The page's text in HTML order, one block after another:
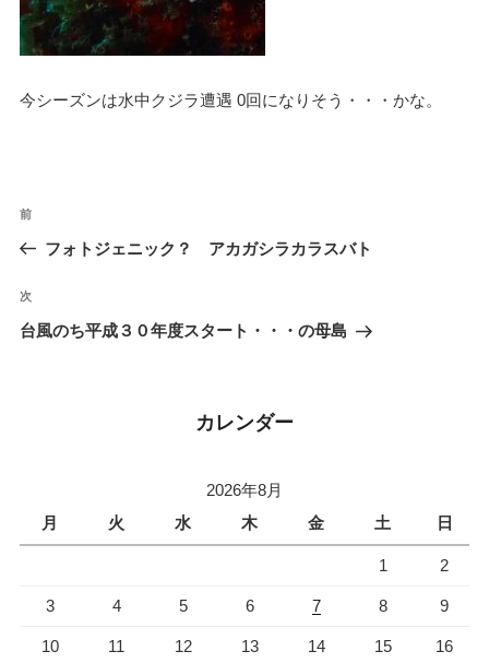
今シーズンは水中クジラ遭遇 0回になりそう・・・かな。
投
ビ
ゲ
過
去
投
稿
前
フォトジェニック？ アカガシラカラスバト
次
の
次
台風のち平成３０年度スタート・・・の母島
カレンダー
2026年8月
月
火 水 木 金 土 日
1 2
3 4 5 6 7 8 9
10 11 12 13 14 15 16